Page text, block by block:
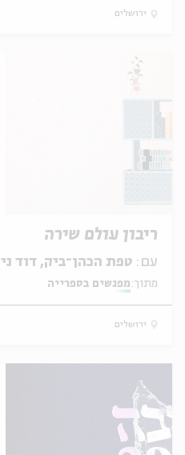
ירושלים
ריבון עולם שירה
עם:
מתוך: מפגשים בספרייה
ירושלים